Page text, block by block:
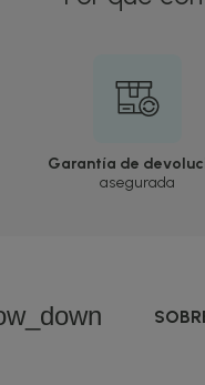
Garantía de
asegurada